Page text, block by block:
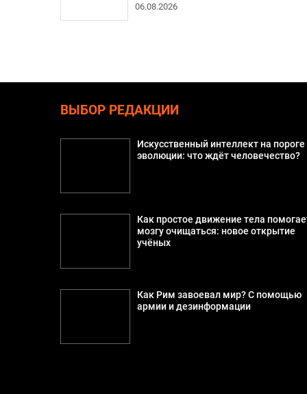
06.08.2026
ВЫБОР РЕДАКЦИИ
Искусственный интеллект на пороге
эволюции: что ждёт человечество?
Как простое движение тела
мозгу очищаться: новое открытие
учёных
Как Рим завоевал мир? С помощью
армии и дезинформации